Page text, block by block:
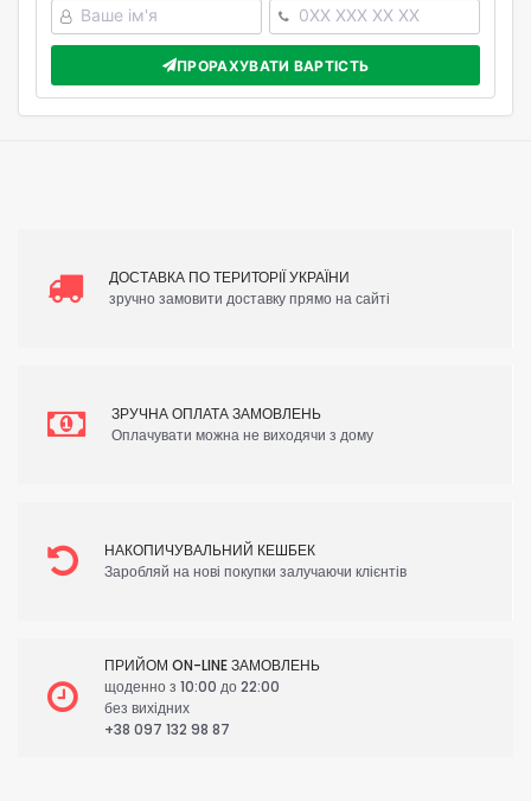
ПРОРАХУВАТИ ВАРТІСТЬ
ДОСТАВКА ПО ТЕРИТОРІЇ УКРАЇНИ
зручно замовити доставку прямо на сайті
ЗРУЧНА ОПЛАТА ЗАМОВЛЕНЬ
Оплачувати можна не виходячи з дому
НАКОПИЧУВАЛЬНИЙ КЕШБЕК
Заробляй на нові покупки залучаючи клієнтів
ПРИЙОМ ON-LINE ЗАМОВЛЕНЬ
щоденно з 10:00 до 22:00
без вихідних
+38 097 132 98 87